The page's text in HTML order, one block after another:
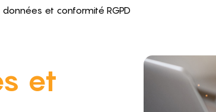
et conformité RGPD
et